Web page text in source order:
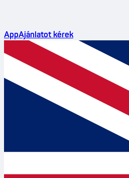
AppAjánlatot kérek